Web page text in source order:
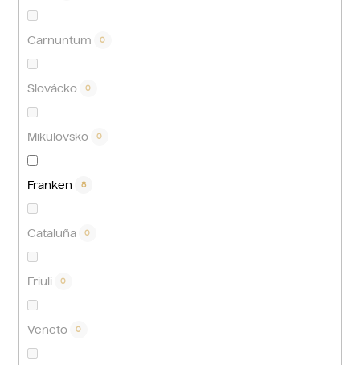
Carnuntum 0
Slovácko 0
Mikulovsko 0
Franken 8
Cataluña 0
Friuli 0
Veneto 0